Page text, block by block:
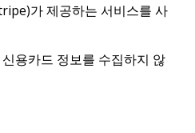
가 제공하는 서비스를 사
용카드 정보를 수집하지 않